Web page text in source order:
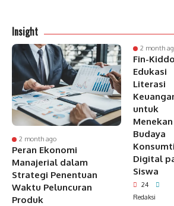
Insight
2 month ago
Peran Ekonomi
Manajerial dalam
Strategi Penentuan
Waktu Peluncuran
Produk
2 month
Fin-
Edukasi
Literasi
untuk
Menekan
Budaya
Digital
Siswa
24
Redaksi